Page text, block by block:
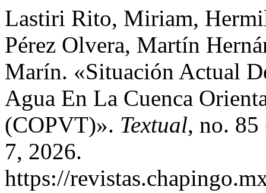
Lastiri Rito, Miriam,
Pérez Olvera, Martín
Marín. «Situación Actual
Agua En La Cuenca
(COPVT)». Textual, no.
7, 2026.
https://